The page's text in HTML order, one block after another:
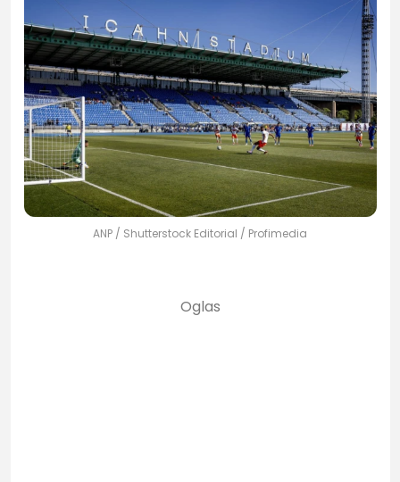
ANP / Shutterstock Editorial / Profimedia